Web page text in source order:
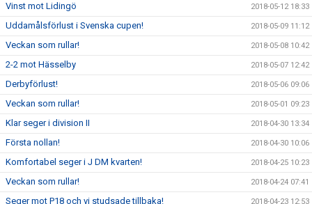
Vinst mot Lidingö 2018-05-12 18:33
Uddamålsförlust i Svenska cupen! 2018-05-09 11:12
Veckan som rullar! 2018-05-08 10:42
2-2 mot Hässelby 2018-05-07 12:42
Derbyförlust! 2018-05-06 09:06
Veckan som rullar! 2018-05-01 09:23
Klar seger i division II 2018-04-30 13:34
Första nollan! 2018-04-30 10:06
Komfortabel seger i J DM kvarten! 2018-04-25 10:23
Veckan som rullar! 2018-04-24 07:41
Seger mot P18 och vi studsade tillbaka! 2018-04-23 12:53